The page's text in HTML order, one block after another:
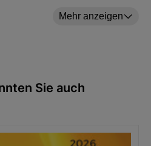
Monnemer noch viel zu
Mehr anzeigen
Sie auch